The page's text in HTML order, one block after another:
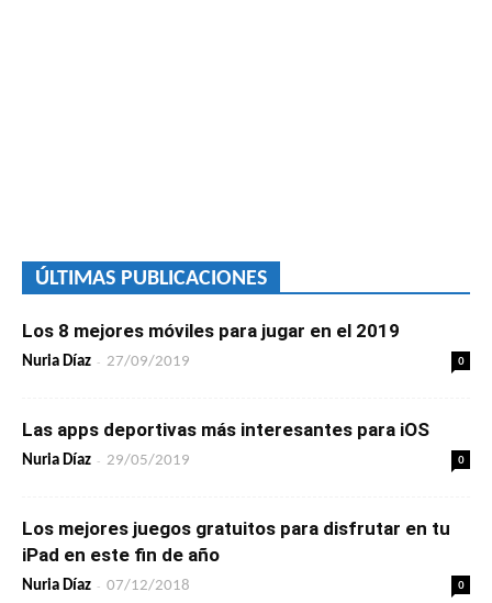
ÚLTIMAS PUBLICACIONES
Los 8 mejores móviles para jugar en el 2019
Nuria Díaz - 27/09/2019 0
Las apps deportivas más interesantes para iOS
Nuria Díaz - 29/05/2019 0
Los mejores juegos gratuitos para disfrutar en tu
iPad en este fin de año
Nuria Díaz - 07/12/2018 0